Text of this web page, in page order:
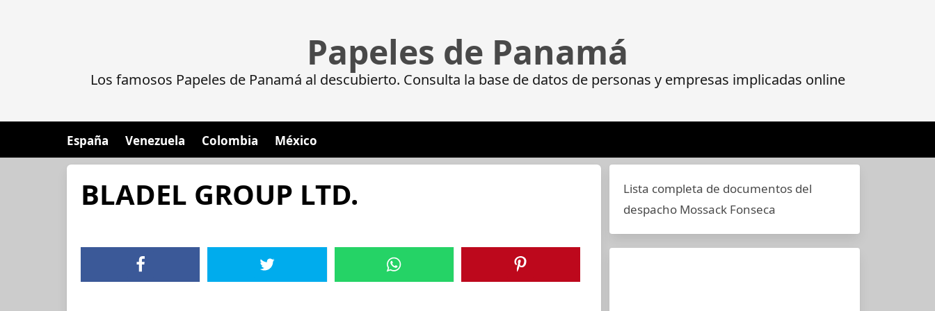
Papeles de Panamá
Los famosos Papeles de Panamá al descubierto. Consulta la base de datos de personas y empresas implicadas online
España Venezuela Colombia México
BLADEL GROUP LTD.
Lista completa de documentos del
despacho Mossack Fonseca